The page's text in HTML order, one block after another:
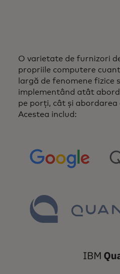
O varietate de furnizori
propriile computere
largă de fenomene fizice
implementând atât
pe porți, cât și abordarea
Acestea includ:
opens in a new tab
opens in a new tab